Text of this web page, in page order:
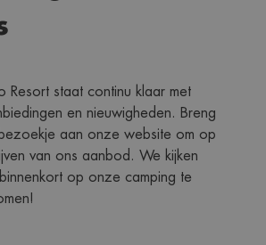
Resort staat continu klaar met
en nieuwigheden. Breng
aan onze website om op
van ons aanbod. We kijken
op onze camping te